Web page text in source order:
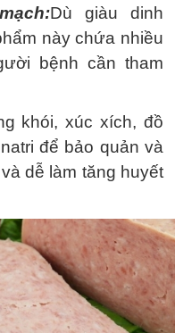
Dù giàu dinh
này chứa nhiều
bệnh cần tham
khói, xúc xích, đồ
để bảo quản và
dễ làm tăng huyết